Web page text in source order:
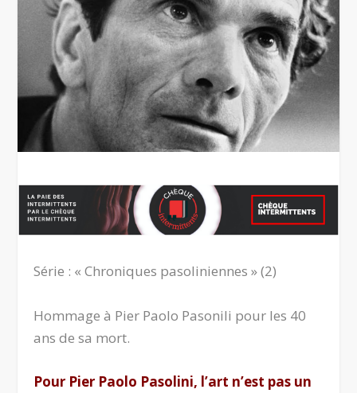
Série : « Chroniques pasoliniennes » (2)
Hommage à Pier Paolo Pasonili pour les 40
ans de sa mort.
Pour Pier Paolo Pasolini, l’art n’est pas un